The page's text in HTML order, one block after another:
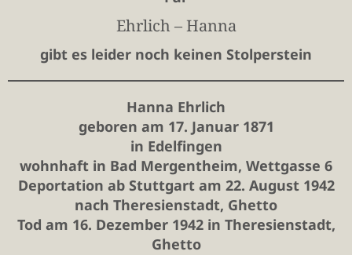
Ehrlich – Hanna
gibt es leider noch keinen Stolperstein
Hanna Ehrlich
geboren am 17. Januar 1871
in Edelfingen
wohnhaft in Bad Mergentheim, Wettgasse 6
Deportation ab Stuttgart am 22. August 1942
nach Theresienstadt, Ghetto
Tod am 16. Dezember 1942 in Theresienstadt,
Ghetto